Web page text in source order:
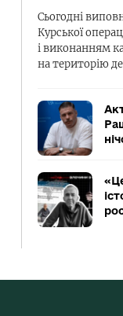
Сьогодні
Курської
і виконанням
на територію